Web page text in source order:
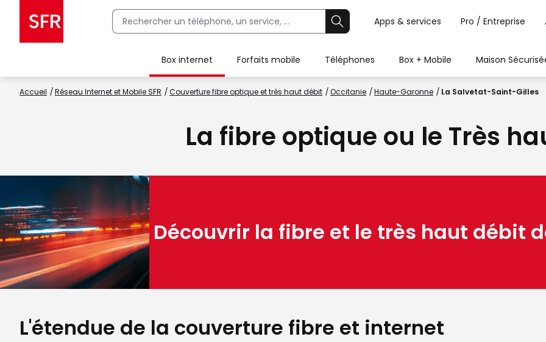
Apps & services Pro / Entreprise
Box internet Forfaits mobile Téléphones Box + Mobile Maison
Accueil Réseau Internet et Mobile SFR Couverture fibre optique et très haut débit Occitanie Haute-Garonne La Salvetat-Saint-Gilles
La fibre optique ou le Très
Découvrir la fibre et le très haut débit
L'étendue de la couverture fibre et internet